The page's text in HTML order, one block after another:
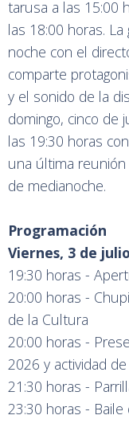
tarusa a las 15:00
las 18:00 horas.
noche con el
comparte
y el sonido de la
domingo, cinco de
las 19:30 horas
una última
de medianoche.
Programación
Viernes, 3 de julio
19:30 horas -
20:00 horas -
de la Cultura
20:00 horas -
2026 y actividad
21:30 horas -
23:30 horas -